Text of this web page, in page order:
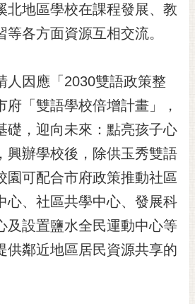
北地區學校在課程發展、教
各方面資源互相交流。
人因應「2030雙語政策整
府「雙語學校倍增計畫」，
礎，迎向未來：點亮孩子心
興辦學校後，除供玉秀雙語
園可配合市府政策推動社區
心、社區共學中心、發展科
及設置鹽水全民運動中心等
供鄰近地區居民資源共享的